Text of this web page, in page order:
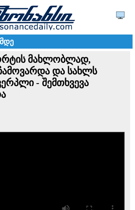
მახლობლად,
და სახლს
- შემთხვევა